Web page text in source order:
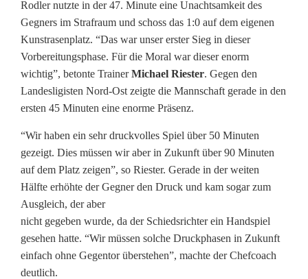
S
i
e
g
f
ü
r
S
p
V
g
Rodler nutzte in der 47. Minute eine Unachtsamkeit des
Gegners im Strafraum und schoss das 1:0 auf dem eigenen
Kunstrasenplatz. “Das war unser erster Sieg in dieser
Vorbereitungsphase. Für die Moral war dieser enorm
wichtig”, betonte TrainerMichael Riester. Gegen den
Landesligisten Nord-Ost zeigte die Mannschaft gerade in den
ersten 45 Minuten eine enorme Präsenz.
“Wir haben ein sehr druckvolles Spiel über 50 Minuten
gezeigt. Dies müssen wir aber in Zukunft über 90 Minuten
auf dem Platz zeigen”, so Riester. Gerade in der weiten
Hälfte erhöhte der Gegner den Druck und kam sogar zum
Ausgleich, der aber
nicht gegeben wurde, da der Schiedsrichter ein Handspiel
gesehen hatte. “Wir müssen solche Druckphasen in Zukunft
einfach ohne Gegentor überstehen”, machte der Chefcoach
deutlich.